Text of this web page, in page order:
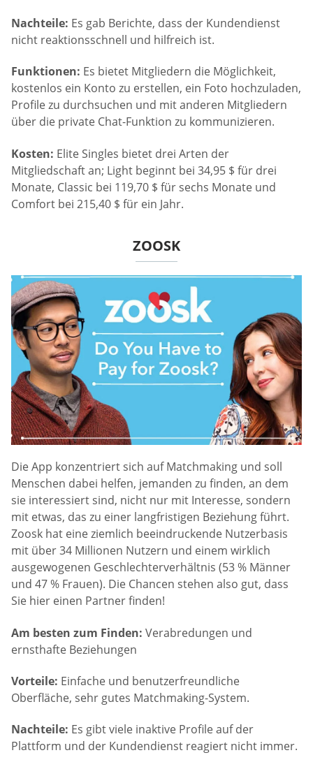
Nachteile: Es gab Berichte, dass der Kundendienst
nicht reaktionsschnell und hilfreich ist.
Funktionen: Es bietet Mitgliedern die Möglichkeit,
kostenlos ein Konto zu erstellen, ein Foto hochzuladen,
Profile zu durchsuchen und mit anderen Mitgliedern
über die private Chat-Funktion zu kommunizieren.
Kosten: Elite Singles bietet drei Arten der
Mitgliedschaft an; Light beginnt bei 34,95 $ für drei
Monate, Classic bei 119,70 $ für sechs Monate und
Comfort bei 215,40 $ für ein Jahr.
ZOOSK
Die App konzentriert sich auf Matchmaking und soll
Menschen dabei helfen, jemanden zu finden, an dem
sie interessiert sind, nicht nur mit Interesse, sondern
mit etwas, das zu einer langfristigen Beziehung führt.
Zoosk hat eine ziemlich beeindruckende Nutzerbasis
mit über 34 Millionen Nutzern und einem wirklich
ausgewogenen Geschlechterverhältnis (53 % Männer
und 47 % Frauen). Die Chancen stehen also gut, dass
Sie hier einen Partner finden!
Am besten zum Finden: Verabredungen und
ernsthafte Beziehungen
Vorteile: Einfache und benutzerfreundliche
Oberfläche, sehr gutes Matchmaking-System.
Nachteile: Es gibt viele inaktive Profile auf der
Plattform und der Kundendienst reagiert nicht immer.